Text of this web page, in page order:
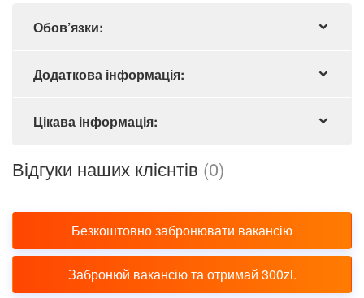
Обов’язки:
Додаткова інформація:
Цікава інформація:
Відгуки наших клієнтів (0)
Безкоштовно забронювати вакансію
Забронюй вакансію та отримай 300zl.